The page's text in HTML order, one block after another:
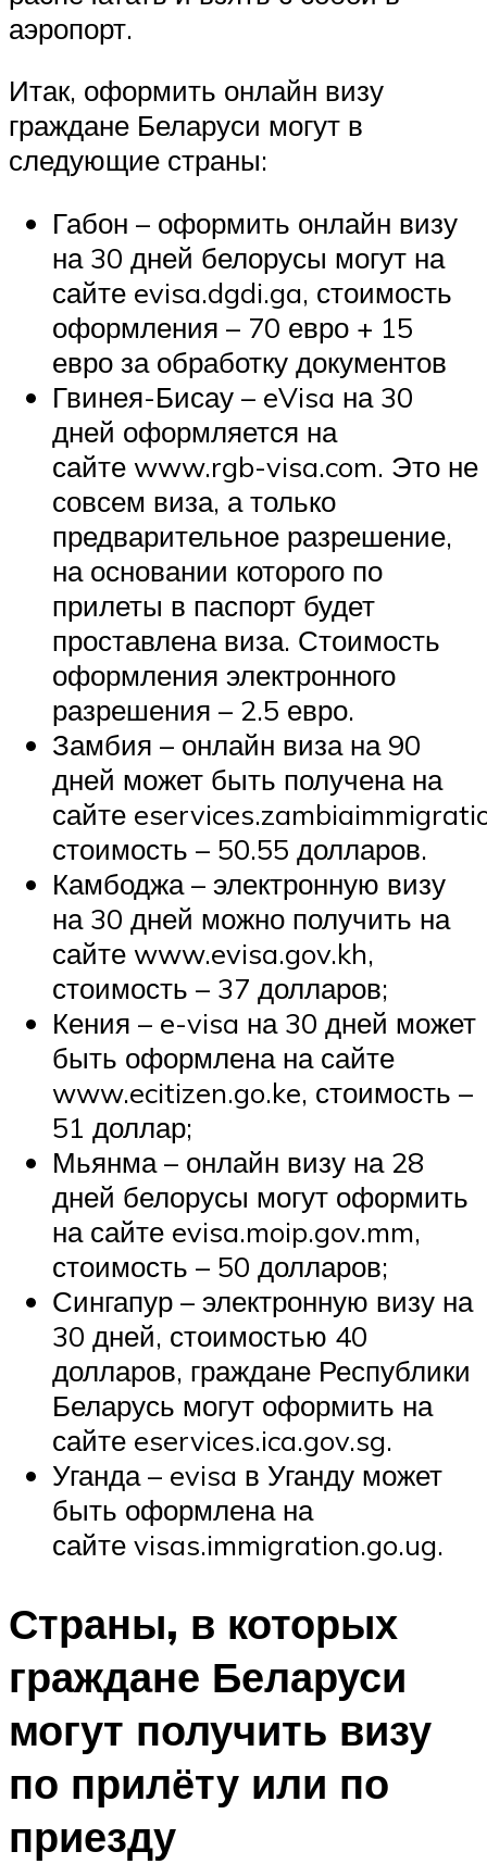
аэропорт.
Итак, оформить онлайн визу
граждане Беларуси могут в
следующие страны:
Габон – оформить онлайн визу
на 30 дней белорусы могут на
сайте evisa.dgdi.ga, стоимость
оформления – 70 евро + 15
евро за обработку документов
Гвинея-Бисау – eVisa на 30
дней оформляется на
сайте www.rgb-visa.com. Это не
совсем виза, а только
предварительное разрешение,
на основании которого по
прилеты в паспорт будет
проставлена виза. Стоимость
оформления электронного
разрешения – 2.5 евро.
Замбия – онлайн виза на 90
дней может быть получена на
сайте
стоимость – 50.55 долларов.
Камбоджа – электронную визу
на 30 дней можно получить на
сайте www.evisa.gov.kh,
стоимость – 37 долларов;
Кения – e-visa на 30 дней может
быть оформлена на сайте
www.ecitizen.go.ke, стоимость –
51 доллар;
Мьянма – онлайн визу на 28
дней белорусы могут оформить
на сайте evisa.moip.gov.mm,
стоимость – 50 долларов;
Сингапур – электронную визу на
30 дней, стоимостью 40
долларов, граждане Республики
Беларусь могут оформить на
сайте eservices.ica.gov.sg.
Уганда – evisa в Уганду может
быть оформлена на
сайте visas.immigration.go.ug.
Страны, в которых
граждане Беларуси
могут получить визу
по прилёту или по
приезду